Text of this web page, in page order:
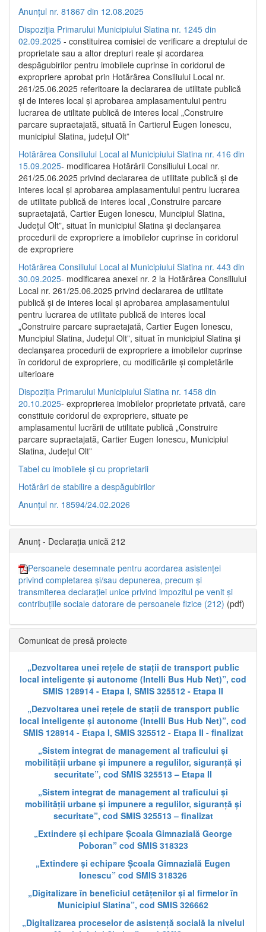
Anunțul nr. 81867 din 12.08.2025
Dispoziția Primarului Municipiului Slatina nr. 1245 din
02.09.2025 - constituirea comisiei de verificare a dreptului de
proprietate sau a altor drepturi reale și acordarea
despăgubirilor pentru imobilele cuprinse în coridorul de
expropriere aprobat prin Hotărârea Consiliului Local nr.
261/25.06.2025 referitoare la declararea de utilitate publică
și de interes local și aprobarea amplasamentului pentru
lucrarea de utilitate publică de interes local „Construire
parcare supraetajată, situată în Cartierul Eugen Ionescu,
municipiul Slatina, județul Olt”
Hotărârea Consiliului Local al Municipiului Slatina nr. 416 din
15.09.2025- modificarea Hotărârii Consiliului Local nr.
261/25.06.2025 privind declararea de utilitate publică și de
interes local și aprobarea amplasamentului pentru lucrarea
de utilitate publică de interes local „Construire parcare
supraetajată, Cartier Eugen Ionescu, Muncipiul Slatina,
Județul Olt”, situat în municipiul Slatina și declanșarea
procedurii de expropriere a imobilelor cuprinse în coridorul
de expropriere
Hotărârea Consiliului Local al Municipiului Slatina nr. 443 din
30.09.2025- modificarea anexei nr. 2 la Hotărârea Consiliului
Local nr. 261/25.06.2025 privind declararea de utilitate
publică şi de interes local şi aprobarea amplasamentului
pentru lucrarea de utilitate publică de interes local
„Construire parcare supraetajată, Cartier Eugen Ionescu,
Muncipiul Slatina, Judeţul Olt”, situat în municipiul Slatina şi
declanşarea procedurii de expropriere a imobilelor cuprinse
în coridorul de expropriere, cu modificările şi completările
ulterioare
Dispoziția Primarului Municipiului Slatina nr. 1458 din
20.10.2025- exproprierea imobilelor proprietate privată, care
constituie coridorul de expropriere, situate pe
amplasamentul lucrării de utilitate publică „Construire
parcare supraetajată, Cartier Eugen Ionescu, Municipiul
Slatina, Județul Olt”
Tabel cu imobilele și cu proprietarii
Hotărâri de stabilire a despăgubirilor
Anunțul nr. 18594/24.02.2026
Anunț - Declarația unică 212
Persoanele desemnate pentru acordarea asistenței
privind completarea și/sau depunerea, precum și
transmiterea declarației unice privind impozitul pe venit și
contribuțiile sociale datorare de persoanele fizice (212) (pdf)
Comunicat de presă proiecte
„Dezvoltarea unei rețele de stații de transport public
local inteligente și autonome (Intelli Bus Hub Net)”, cod
SMIS 128914 - Etapa I, SMIS 325512 - Etapa II
„Dezvoltarea unei rețele de stații de transport public
local inteligente și autonome (Intelli Bus Hub Net)”, cod
SMIS 128914 - Etapa I, SMIS 325512 - Etapa II - finalizat
„Sistem integrat de management al traficului și
mobilității urbane și impunere a regulilor, siguranță și
securitate”, cod SMIS 325513 – Etapa II
„Sistem integrat de management al traficului și
mobilității urbane și impunere a regulilor, siguranță și
securitate”, cod SMIS 325513 – finalizat
„Extindere și echipare Școala Gimnazială George
Poboran” cod SMIS 318323
„Extindere și echipare Școala Gimnazială Eugen
Ionescu” cod SMIS 318326
„Digitalizare în beneficiul cetățenilor și al firmelor în
Municipiul Slatina”, cod SMIS 326662
„Digitalizarea proceselor de asistență socială la nivelul